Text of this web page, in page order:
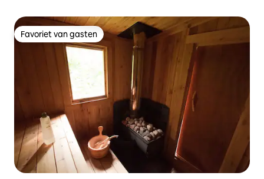
Favoriet van gasten
Favoriet van gasten